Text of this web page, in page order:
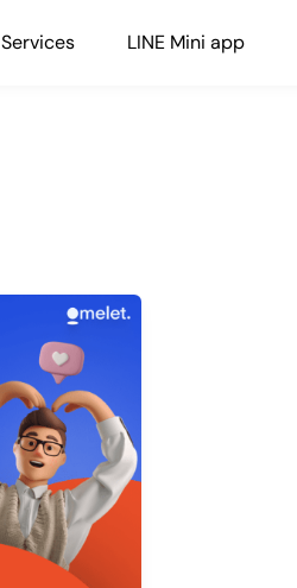
Services LINE Mini app